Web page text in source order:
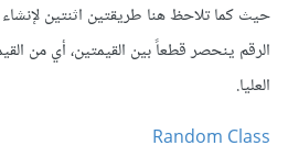
حيث كما تلاحظ هنا طريقتين اثنتين
الرقم ينحصر قطعاً بين القيمتين، أي من
العليا.
Random Class